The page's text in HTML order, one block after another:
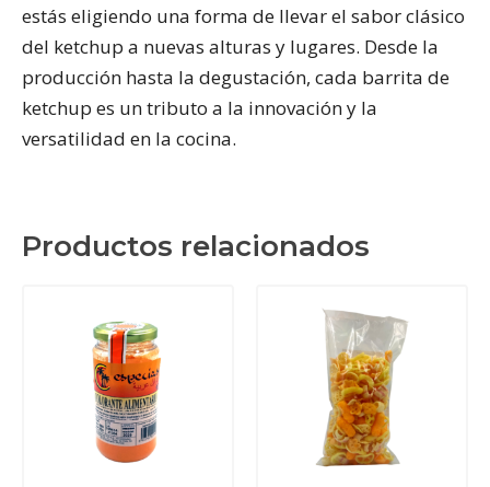
estás eligiendo una forma de llevar el sabor clásico
del ketchup a nuevas alturas y lugares. Desde la
producción hasta la degustación, cada barrita de
ketchup es un tributo a la innovación y la
versatilidad en la cocina.
Productos relacionados